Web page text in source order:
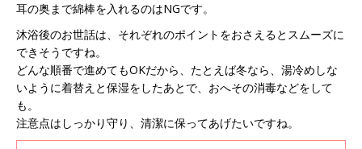
耳の奥まで綿棒を入れるのはNGです。
沐浴後のお世話は、それぞれのポイントをおさえるとスムーズに
できそうですね。
どんな順番で進めてもOKだから、たとえば冬なら、湯冷めしな
いように着替えと保湿をしたあとで、おへその消毒などをして
も。
注意点はしっかり守り、清潔に保ってあげたいですね。